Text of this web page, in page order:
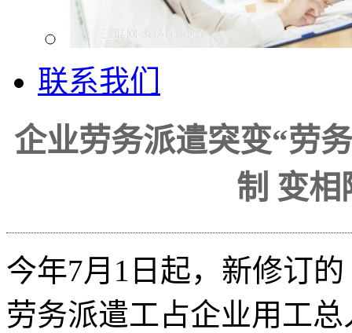
联系我们
企业劳务派遣突变“劳
制 变相
今年7月1日起，新修订
劳务派遣工占企业用工